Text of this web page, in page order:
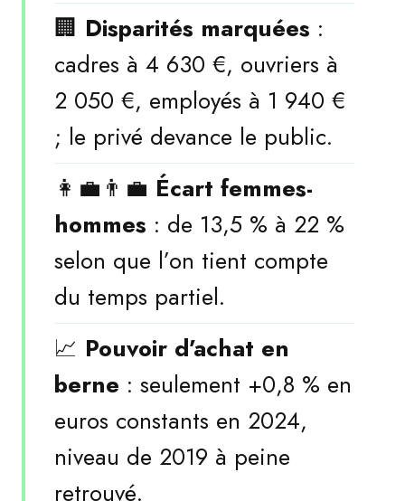
🏢 Disparités marquées :
cadres à 4 630 €, ouvriers à
2 050 €, employés à 1 940 €
; le privé devance le public.
👩‍💼👨‍💼 Écart femmes-
hommes : de 13,5 % à 22 %
selon que l’on tient compte
du temps partiel.
📈 Pouvoir d’achat en
berne : seulement +0,8 % en
euros constants en 2024,
niveau de 2019 à peine
retrouvé.